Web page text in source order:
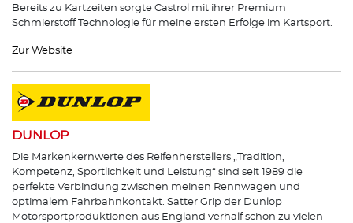
Bereits zu Kartzeiten sorgte Castrol mit ihrer Premium
Schmierstoff Technologie für meine ersten Erfolge im Kartsport.
Zur Website
DUNLOP
Die Markenkernwerte des Reifenherstellers „Tradition,
Kompetenz, Sportlichkeit und Leistung“ sind seit 1989 die
perfekte Verbindung zwischen meinen Rennwagen und
optimalem Fahrbahnkontakt. Satter Grip der Dunlop
Motorsportproduktionen aus England verhalf schon zu vielen